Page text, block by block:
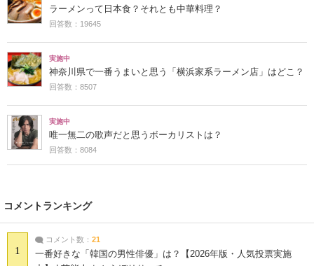
ラーメンって日本食？それとも中華料理？
回答数：19645
実施中
神奈川県で一番うまいと思う「横浜家系ラーメン店」はどこ？
回答数：8507
実施中
唯一無二の歌声だと思うボーカリストは？
回答数：8084
コメントランキング
1
コメント数： 21
一番好きな「韓国の男性俳優」は？【2026年版・人気投票実施